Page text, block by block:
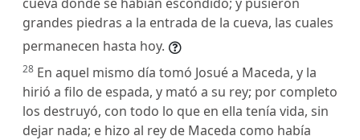
grandes piedras a la entrada de la cueva, las cuales
permanecen hasta hoy.
28 En aquel mismo día tomó Josué a Maceda, y la
hirió a filo de espada, y mató a su rey; por completo
los destruyó, con todo lo que en ella tenía vida, sin
dejar nada; e hizo al rey de Maceda como había